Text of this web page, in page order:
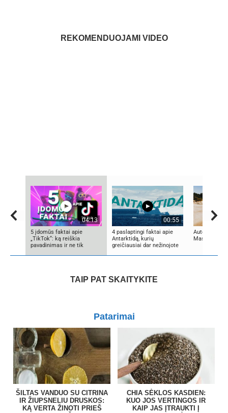
REKOMENDUOJAMI VIDEO
04:13
5 įdomūs faktai apie
„TikTok“: ką reiškia
pavadinimas ir ne tik
00:55
4 paslaptingi faktai apie
Antarktidą, kurių
greičiausiai dar nežinojote
Autorius
Mascinskas
TAIP PAT SKAITYKITE
Patarimai
ŠILTAS VANDUO SU CITRINA
IR ŽIUPSNELIU DRUSKOS:
KĄ VERTA ŽINOTI PRIEŠ
CHIA SĖKLOS KASDIEN:
KUO JOS VERTINGOS IR
KAIP JAS ĮTRAUKTI Į